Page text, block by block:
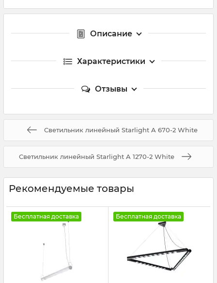
Описание
Характеристики
Отзывы
Светильник линейный Starlight A 670-2 White
Светильник линейный Starlight A 1270-2 White
Рекомендуемые товары
Бесплатная доставка Бесплатная доставка